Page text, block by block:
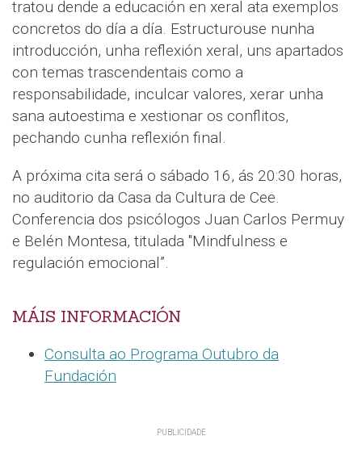
tratou dende a educación en xeral ata exemplos
concretos do día a día. Estructurouse nunha
introducción, unha reflexión xeral, uns apartados
con temas trascendentais como a
responsabilidade, inculcar valores, xerar unha
sana autoestima e xestionar os conflitos,
pechando cunha reflexión final.
A próxima cita será o sábado 16, ás 20:30 horas,
no auditorio da Casa da Cultura de Cee.
Conferencia dos psicólogos Juan Carlos Permuy
e Belén Montesa, titulada "Mindfulness e
regulación emocional”.
MÁIS INFORMACIÓN
Consulta ao Programa Outubro da
Fundación